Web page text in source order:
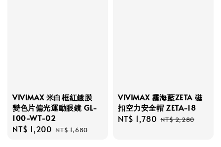
VIVIMAX 米白框紅鍍膜
變色片偏光運動眼鏡 GL-
100-WT-02
Sale
NT$ 1,200 Regular
NT$ 1,680
VIVIMAX 霧海藍ZETA 磁
扣空力安全帽 ZETA-18
Sale
NT$ 1,780 Regular
NT$ 2,280